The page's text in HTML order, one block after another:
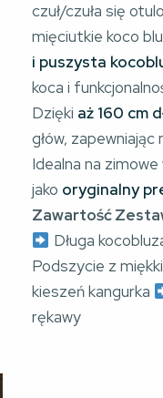
czuł/czuła się
mięciutkie koco
i puszysta
koca i
Dzięki aż 160 cm
głów,
Idealna na
jako oryginalny
Zawartość
Długa
Podszycie z
kieszeń kangurka
rękawy